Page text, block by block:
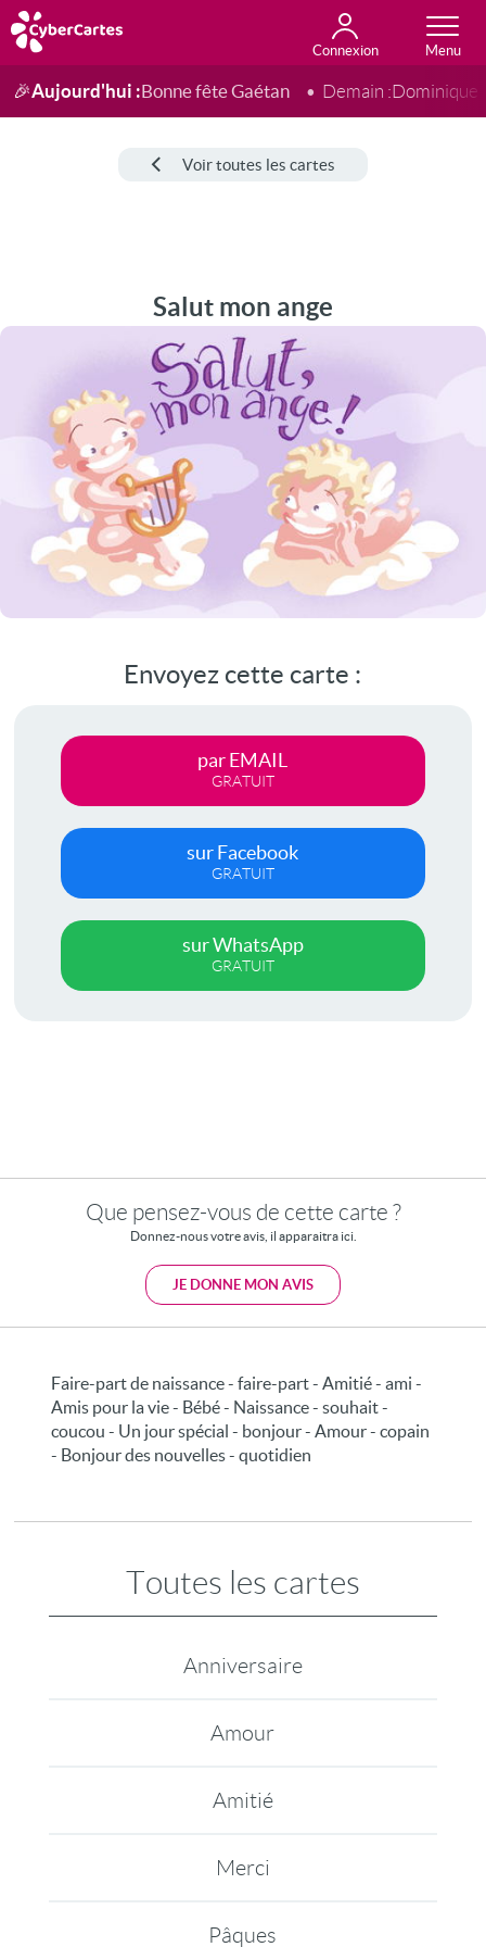
Connexion
Anniversaire
Fête du jour
Amour
Amitié
Merci
Toutes les cartes
🎉Aujourd'hui :Bonne fête Gaétan Demain :Dominique
Voir toutes les cartes
Salut mon ange
Envoyez cette carte :
par EMAIL
GRATUIT
sur Facebook
GRATUIT
sur WhatsApp
GRATUIT
Que pensez-vous de cette carte ?
Donnez-nous votre avis, il apparaitra ici.
JE DONNE MON AVIS
Faire-part de naissance - faire-part - Amitié - ami -
Amis pour la vie - Bébé - Naissance - souhait -
coucou - Un jour spécial - bonjour - Amour - copain
- Bonjour des nouvelles - quotidien
Toutes les cartes
Anniversaire
Amour
Amitié
Merci
Pâques